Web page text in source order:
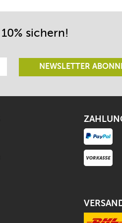
sichern!
NEWSLETTER